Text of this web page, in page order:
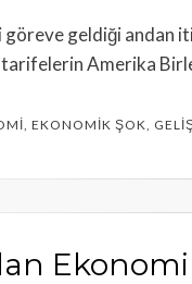
geldiği andan
tarifelerin Amerika
, EKONOMIK ŞOK,